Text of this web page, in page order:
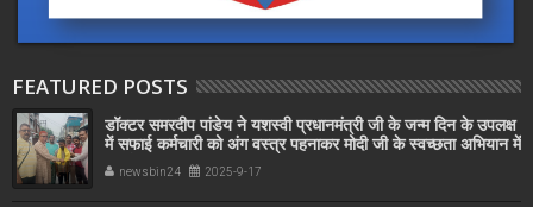
FEATURED POSTS
डॉक्टर समरदीप पांडेय ने यशस्वी प्रधानमंत्री जी के जन्म दिन के उपलक्ष
में सफाई कर्मचारी को अंग वस्त्र पहनाकर मोदी जी के स्वच्छता अभियान में
सहयोग किया
newsbin24 2025-9-17